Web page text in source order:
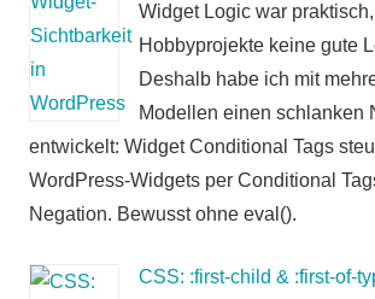
Widget Logic war
Hobbyprojekte keine gute
Deshalb habe ich mit
Modellen einen schlanken
entwickelt: Widget Conditional Tags
WordPress-Widgets per Conditional
Negation. Bewusst ohne eval().
CSS: :first-child & :first-of-